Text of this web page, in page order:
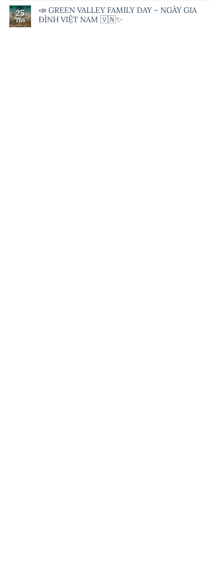
25
Th6
📣 GREEN VALLEY FAMILY DAY – NGÀY GIA
ĐÌNH VIỆT NAM 🇻🇳✨